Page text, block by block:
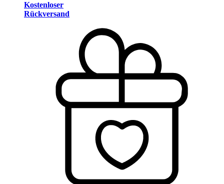
Kostenloser
Rückversand